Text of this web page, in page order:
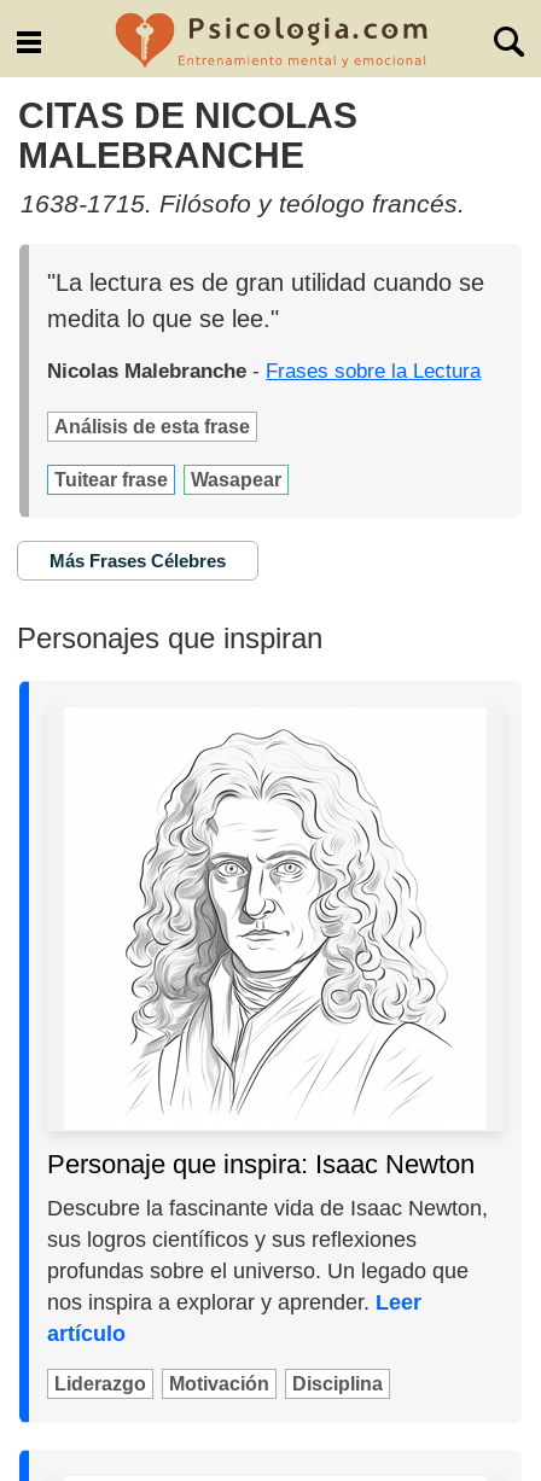
CITAS DE NICOLAS
MALEBRANCHE
1638-1715. Filósofo y teólogo francés.
"La lectura es de gran utilidad cuando se
medita lo que se lee."
Nicolas Malebranche - Frases sobre la Lectura
Análisis de esta frase
Tuitear frase Wasapear
Más Frases Célebres
Personajes que inspiran
Personaje que inspira: Isaac Newton
Descubre la fascinante vida de Isaac Newton,
sus logros científicos y sus reflexiones
profundas sobre el universo. Un legado que
nos inspira a explorar y aprender. Leer
artículo
Liderazgo Motivación Disciplina